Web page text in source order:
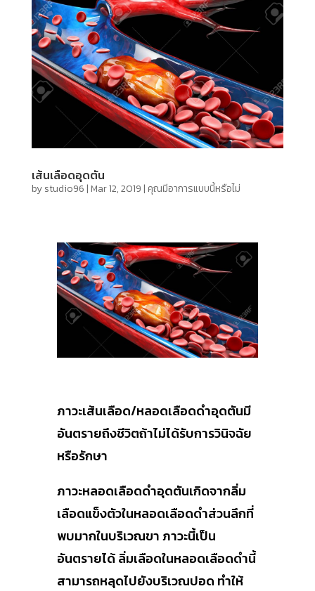
เส้นเลือดอุดตัน
bystudio96|Mar 12, 2019|คุณมีอาการแบบนี้หรือไม่
ภาวะเส้นเลือด/หลอดเลือดดำอุดตันมี
อันตรายถึงชีวิตถ้าไม่ได้รับการวินิจฉัย
หรือรักษา
ภาวะหลอดเลือดดำอุดตันเกิดจากลิ่ม
เลือดแข็งตัวในหลอดเลือดดำส่วนลึกที่
พบมากในบริเวณขา ภาวะนี้เป็น
อันตรายได้ ลิ่มเลือดในหลอดเลือดดำนี้
สามารถหลุดไปยังบริเวณปอด ทำให้